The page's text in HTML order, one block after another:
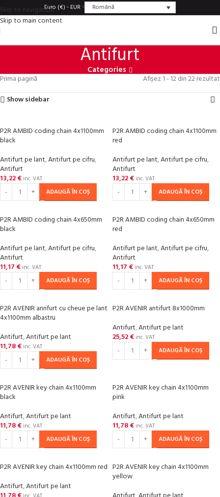
Skip to navigation
Skip to main content
Euro (€) - EUR Română
Antifurt
Categories
Prima pagină
Afișez 1 - 12 din 22 rezultat
Show sidebar
P2R AMBID coding chain 4x1100mm
black
Antifurt pe lant,Antifurt pe cifru,
Antifurt
13,22€ inc. VAT
ADAUGĂ ÎN COȘ
P2R AMBID coding chain 4x1100mm
red
Antifurt pe lant,Antifurt pe cifru,
Antifurt
13,22€ inc. VAT
ADAUGĂ ÎN COȘ
P2R AMBID coding chain 4x650mm
black
Antifurt pe lant,Antifurt pe cifru,
Antifurt
11,17 € inc. VAT
ADAUGĂ ÎN COȘ
P2R AMBID coding chain 4x650mm
red
Antifurt pe lant,Antifurt pe cifru,
Antifurt
11,17 € inc. VAT
ADAUGĂ ÎN COȘ
P2R AVENIR anrifurt cu cheue pe lant
4x1100mm albastru
Antifurt,Antifurt pe lant
11,78€ inc. VAT
ADAUGĂ ÎN COȘ
P2R AVENIR antifurt 8x1000mm
Antifurt,Antifurt pe lant
25,52€ inc. VAT
ADAUGĂ ÎN COȘ
P2R AVENIR key chain 4x1100mm
black
Antifurt,Antifurt pe lant
11,78€ inc. VAT
ADAUGĂ ÎN COȘ
P2R AVENIR key chain 4x1100mm
pink
Antifurt,Antifurt pe lant
11,78€ inc. VAT
ADAUGĂ ÎN COȘ
P2R AVENIR key chain 4x1100mm red
Antifurt,Antifurt pe lant
P2R AVENIR key chain 4x1100mm
yellow